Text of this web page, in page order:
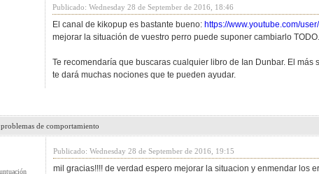
Publicado: Wednesday 28 de September de 2016, 18:46
El canal de kikopup es bastante bueno: https://www.youtube.com/
mejorar la situación de vuestro perro puede suponer cambiarlo
Te recomendaría que buscaras cualquier libro de Ian Dunbar. El
te dará muchas nociones que te pueden ayudar.
problemas de comportamiento
Publicado: Wednesday 28 de September de 2016, 19:15
mil gracias!!!! de verdad espero mejorar la situacion y enmendar los